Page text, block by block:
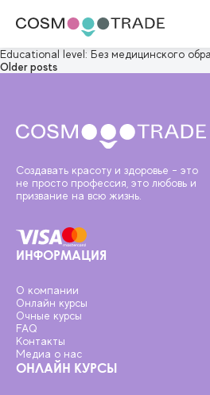
Educational level: Без медицинского
Posts
Older posts
Создавать красоту и здоровье - это
не просто профессия, это любовь и
призвание на всю жизнь.
ИНФОРМАЦИЯ
О компании
Онлайн курсы
Очные курсы
FAQ
Контакты
Медиа о нас
ОНЛАЙН КУРСЫ